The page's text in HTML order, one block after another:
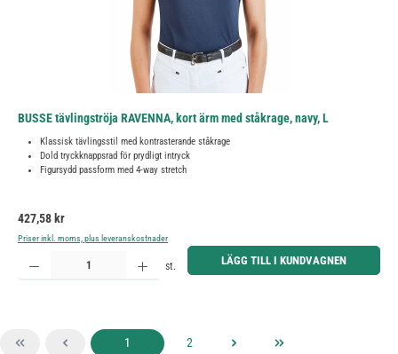
BUSSE tävlingströja RAVENNA, kort ärm med ståkrage, navy, L
Klassisk tävlingsstil med kontrasterande ståkrage
Dold tryckknappsrad för prydligt intryck
Figursydd passform med 4-way stretch
Ordinarie pris:
427,58 kr
Priser inkl. moms, plus leveranskostnader
Produktkvantitet: Ange önskat belopp eller använd knapparna för att öka eller minska kvantiteten.
st. LÄGG TILL I KUNDVAGNEN
Sida
1 Sida
2